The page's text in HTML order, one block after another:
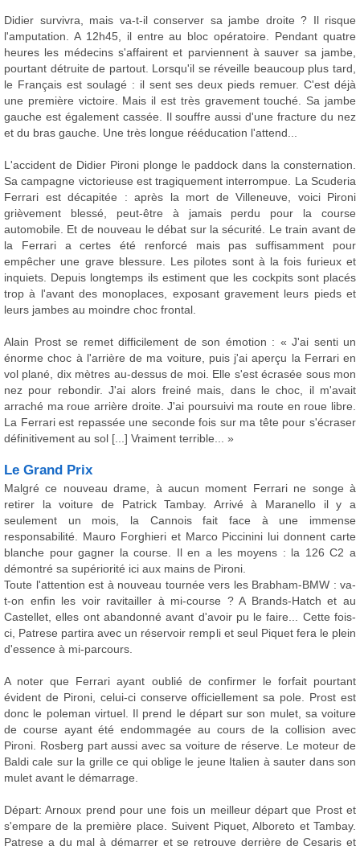
Didier survivra, mais va-t-il conserver sa jambe droite ? Il risque
l'amputation. A 12h45, il entre au bloc opératoire. Pendant quatre
heures les médecins s'affairent et parviennent à sauver sa jambe,
pourtant détruite de partout. Lorsqu'il se réveille beaucoup plus tard,
le Français est soulagé : il sent ses deux pieds remuer. C'est déjà
une première victoire. Mais il est très gravement touché. Sa jambe
gauche est également cassée. Il souffre aussi d'une fracture du nez
et du bras gauche. Une très longue rééducation l'attend...
L'accident de Didier Pironi plonge le paddock dans la consternation.
Sa campagne victorieuse est tragiquement interrompue. La Scuderia
Ferrari est décapitée : après la mort de Villeneuve, voici Pironi
grièvement blessé, peut-être à jamais perdu pour la course
automobile. Et de nouveau le débat sur la sécurité. Le train avant de
la Ferrari a certes été renforcé mais pas suffisamment pour
empêcher une grave blessure. Les pilotes sont à la fois furieux et
inquiets. Depuis longtemps ils estiment que les cockpits sont placés
trop à l'avant des monoplaces, exposant gravement leurs pieds et
leurs jambes au moindre choc frontal.
Alain Prost se remet difficilement de son émotion : « J'ai senti un
énorme choc à l'arrière de ma voiture, puis j'ai aperçu la Ferrari en
vol plané, dix mètres au-dessus de moi. Elle s'est écrasée sous mon
nez pour rebondir. J'ai alors freiné mais, dans le choc, il m'avait
arraché ma roue arrière droite. J'ai poursuivi ma route en roue libre.
La Ferrari est repassée une seconde fois sur ma tête pour s'écraser
définitivement au sol [...] Vraiment terrible... »
Le Grand Prix
Malgré ce nouveau drame, à aucun moment Ferrari ne songe à
retirer la voiture de Patrick Tambay. Arrivé à Maranello il y a
seulement un mois, la Cannois fait face à une immense
responsabilité. Mauro Forghieri et Marco Piccinini lui donnent carte
blanche pour gagner la course. Il en a les moyens : la 126 C2 a
démontré sa supériorité ici aux mains de Pironi.
Toute l'attention est à nouveau tournée vers les Brabham-BMW : va-
t-on enfin les voir ravitailler à mi-course ? A Brands-Hatch et au
Castellet, elles ont abandonné avant d'avoir pu le faire... Cette fois-
ci, Patrese partira avec un réservoir rempli et seul Piquet fera le plein
d'essence à mi-parcours.
A noter que Ferrari ayant oublié de confirmer le forfait pourtant
évident de Pironi, celui-ci conserve officiellement sa pole. Prost est
donc le poleman virtuel. Il prend le départ sur son mulet, sa voiture
de course ayant été endommagée au cours de la collision avec
Pironi. Rosberg part aussi avec sa voiture de réserve. Le moteur de
Baldi cale sur la grille ce qui oblige le jeune Italien à sauter dans son
mulet avant le démarrage.
Départ: Arnoux prend pour une fois un meilleur départ que Prost et
s'empare de la première place. Suivent Piquet, Alboreto et Tambay.
Patrese a du mal à démarrer et se retrouve derrière de Cesaris et